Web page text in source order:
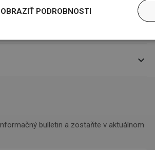

bulletin a zostaňte v aktuálnom
PODROBNOSTI